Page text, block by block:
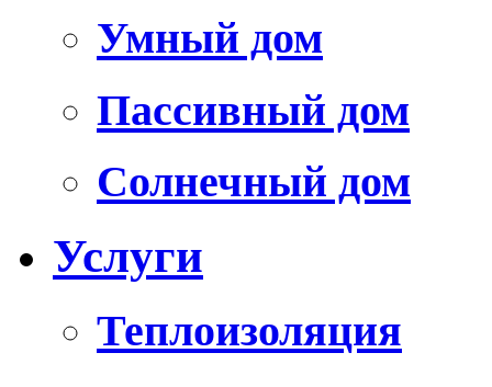
Умный дом
Пассивный дом
Солнечный дом
Услуги
Теплоизоляция